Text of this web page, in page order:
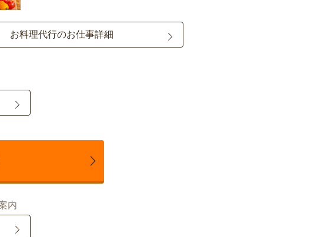
お料理代行のお仕事詳細
内